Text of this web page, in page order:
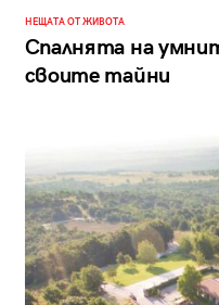
НЕЩАТА ОТ ЖИВОТА
Спалнята на
своите тайни